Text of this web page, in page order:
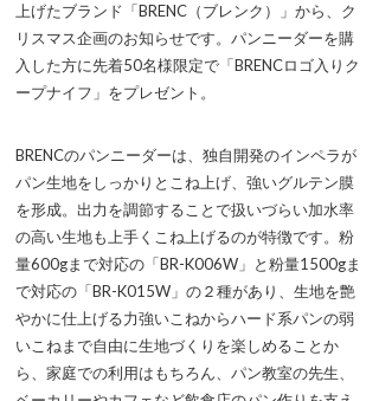
上げたブランド「BRENC（ブレンク）」から、ク
リスマス企画のお知らせです。パンニーダーを購
入した方に先着50名様限定で「BRENCロゴ入りク
ープナイフ」をプレゼント。
BRENCのパンニーダーは、独自開発のインペラが
パン生地をしっかりとこね上げ、強いグルテン膜
を形成。出力を調節することで扱いづらい加水率
の高い生地も上手くこね上げるのが特徴です。粉
量600gまで対応の「BR-K006W」と粉量1500gま
で対応の「BR-K015W」の２種があり、生地を艶
やかに仕上げる力強いこねからハード系パンの弱
いこねまで自由に生地づくりを楽しめることか
ら、家庭での利用はもちろん、パン教室の先生、